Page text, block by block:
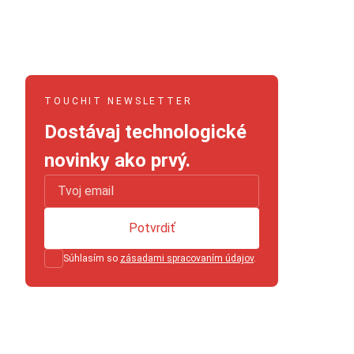
TOUCHIT NEWSLETTER
Dostávaj technologické
novinky ako prvý.
Súhlasím so zásadami spracovaním údajov.
Potvrdiť